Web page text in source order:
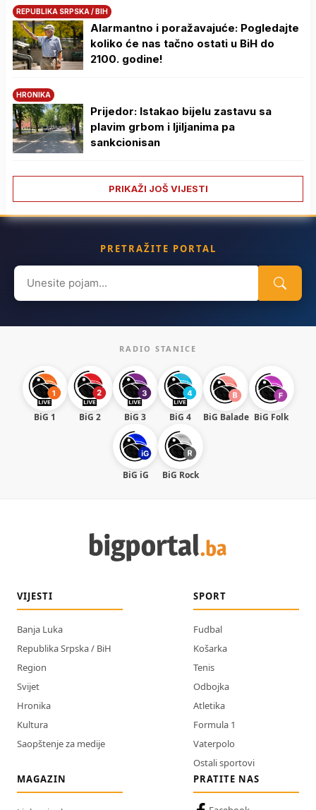
REPUBLIKA SRPSKA / BIH
Alarmantno i poražavajuće: Pogledajte
koliko će nas tačno ostati u BiH do
2100. godine!
HRONIKA
Prijedor: Istakao bijelu zastavu sa
plavim grbom i ljiljanima pa
sankcionisan
PRIKAŽI JOŠ VIJESTI
PRETRAŽITE PORTAL
Search
for:
RADIO STANICE
BiG 1 BiG 2 BiG 3 BiG 4 BiG Balade BiG Folk
BiG iG BiG Rock
VIJESTI
Banja Luka
Republika Srpska / BiH
Region
Svijet
Hronika
Kultura
Saopštenje za medije
SPORT
Fudbal
Košarka
Tenis
Odbojka
Atletika
Formula 1
Vaterpolo
Ostali sportovi
MAGAZIN
PRATITE NAS